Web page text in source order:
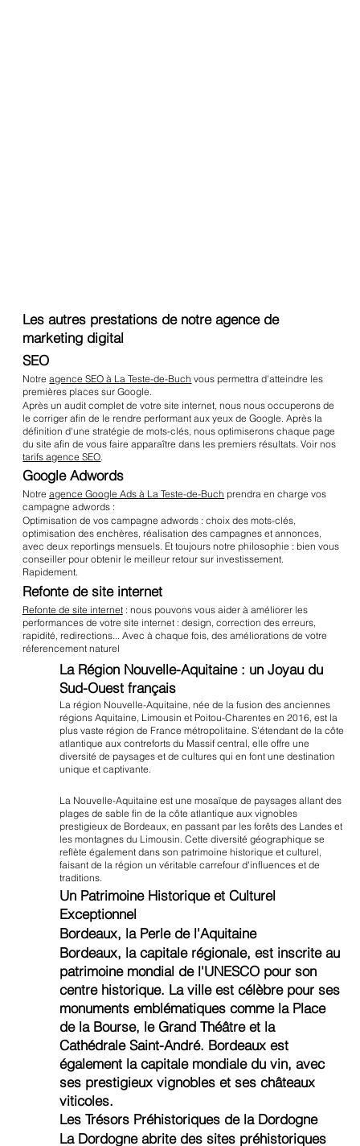
Les autres prestations de notre agence de
marketing digital
SEO
Notreagence SEO à La Teste-de-Buch vous permettra d'atteindre les
premières places sur Google.
Après un audit complet de votre site internet, nous nous occuperons de
le corriger afin de le rendre performant aux yeux de Google. Après la
définition d'une stratégie de mots-clés, nous optimiserons chaque page
du site afin de vous faire apparaître dans les premiers résultats. Voir nos
tarifs agence SEO
Google Adwords
Notreagence Google Ads à La Teste-de-Buch prendra en charge vos
campagne adwords :
Optimisation de vos campagne adwords : choix des mots-clés,
optimisation des enchères, réalisation des campagnes et annonces,
avec deux reportings mensuels. Et toujours notre philosophie : bien vous
conseiller pour obtenir le meilleur retour sur investissement.
Rapidement.
Refonte de site internet
Refonte de site internet: nous pouvons vous aider à améliorer les
performances de votre site internet : design, correction des erreurs,
rapidité, redirections... Avec à chaque fois, des améliorations de votre
réferencement naturel
La Région Nouvelle-Aquitaine : un Joyau du
Sud-Ouest français
La région Nouvelle-Aquitaine, née de la fusion des anciennes
régions Aquitaine, Limousin et Poitou-Charentes en 2016, est la
plus vaste région de France métropolitaine. S'étendant de la côte
atlantique aux contreforts du Massif central, elle offre une
diversité de paysages et de cultures qui en font une destination
unique et captivante.
La Nouvelle-Aquitaine est une mosaïque de paysages allant des
plages de sable fin de la côte atlantique aux vignobles
prestigieux de Bordeaux, en passant par les forêts des Landes et
les montagnes du Limousin. Cette diversité géographique se
reflète également dans son patrimoine historique et culturel,
faisant de la région un véritable carrefour d'influences et de
traditions.
Un Patrimoine Historique et Culturel
Exceptionnel
Bordeaux, la Perle de l'Aquitaine
Bordeaux, la capitale régionale, est inscrite au
patrimoine mondial de l'UNESCO pour son
centre historique. La ville est célèbre pour ses
monuments emblématiques comme la Place
de la Bourse, le Grand Théâtre et la
Cathédrale Saint-André. Bordeaux est
également la capitale mondiale du vin, avec
ses prestigieux vignobles et ses châteaux
viticoles.
Les Trésors Préhistoriques de la Dordogne
La Dordogne abrite des sites préhistoriques